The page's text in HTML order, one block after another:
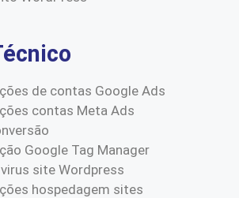
de contas Google Ads
contas Meta Ads
Google Tag Manager
site Wordpress
hospedagem sites